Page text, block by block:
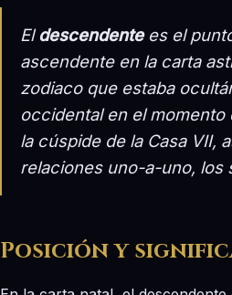
Eldescendentees el
ascendente en la carta
zodiaco que estaba
occidental en el
la cúspide de la Casa VII,
relaciones uno-a-uno, los
Posición y